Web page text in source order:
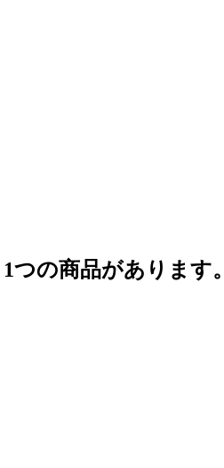
の商品があります。